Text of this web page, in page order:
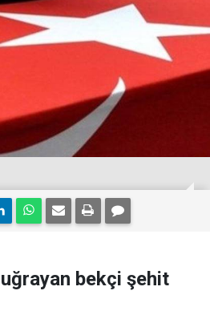
uğrayan bekçi şehit